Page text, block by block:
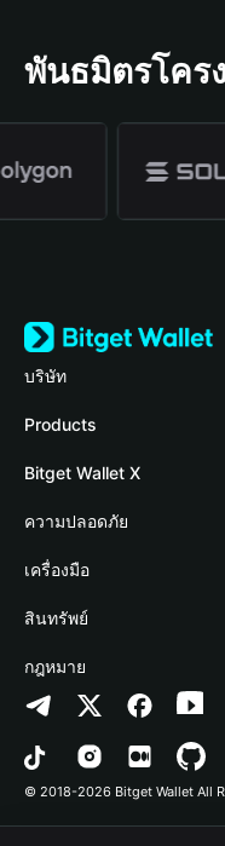
พันธมิตรโคร
บริษัท
เกี่ยวกับ Bitget Wallet
Blog
Academy
ข่าวสารด้านคริปโต
ศูนย์ช่วยเหลือ
ติดต่อเรา
ทรัพยากรข้อมูลของแบรนด์
อาชีพ
Products
Crypto Card
Stablecoin Earn
Payfi Crypto
Crypto Swap API
Altcoin Season Index
Prediction Markets
DApp
Bitget Wallet X
นักพัฒนา
เชื่อมต่อ Wallet
Bitget Wallet Pay
ลิสต์โปรเจกต์
ความปลอดภัย
Protection Fund
เทคโนโลยีความปลอดภัย
เครื่องมือ
ซื้อคริปโต
การตรวจจับการอนุญาต
การตรวจจับสัญญา
การโอนเป็นชุด
สินทรัพย์
Arbitrum
Avalanche
Bitcoin
กฎหมาย
นโยบายความเป็นส่วนตัว
ข้อตกลงในการใช้บริการ
© 2018-2026 Bitget Wallet All